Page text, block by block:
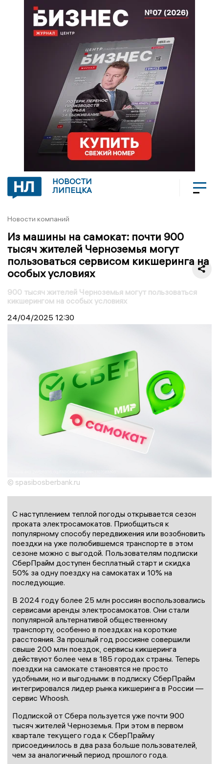
НОВОСТИ
ЛИПЕЦКА
Новости компаний
Из машины на самокат: почти 900
тысяч жителей Черноземья могут
пользоваться сервисом кикшеринга на
особых условиях
900 тысяч жителей Черноземья могут пользоваться
кикшерингом на особых условиях
24/04/2025 12:30
© spasibosberbank.ru
С наступлением теплой погоды открывается сезон
проката электросамокатов. Приобщиться к
популярному способу передвижения или возобновить
поездки на уже полюбившемся транспорте в этом
сезоне можно с выгодой. Пользователям подписки
СберПрайм доступен бесплатный старт и скидка
50% за одну поездку на самокатах и 10% на
последующие.
В 2024 году более 25 млн россиян воспользовались
сервисами аренды электросамокатов. Они стали
популярной альтернативой общественному
транспорту, особенно в поездках на короткие
расстояния. За прошлый год россияне совершили
свыше 200 млн поездок, сервисы кикшеринга
действуют более чем в 185 городах страны. Теперь
поездки на самокате становятся не просто
удобными, но и выгодными: в подписку СберПрайм
интегрировался лидер рынка кикшеринга в России —
сервис Whoosh.
Подпиской от Сбера пользуется уже почти 900
тысяч жителей Черноземья. При этом в первом
квартале текущего года к СберПрайму
присоединилось в два раза больше пользователей,
чем за аналогичный период прошлого года.